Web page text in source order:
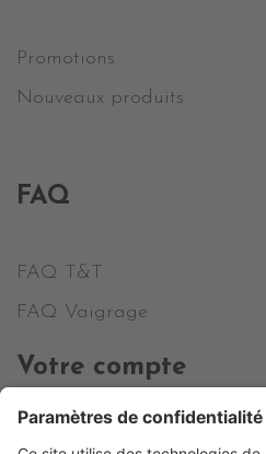
Promotions
Nouveaux produits
FAQ
FAQ T&T
FAQ Vaigrage
Votre compte
Informations personnelles